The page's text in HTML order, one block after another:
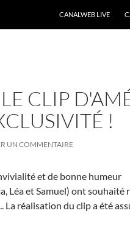
CANALWEB LIVE
CLIP
!
UN COMMENTAIRE
et de bonne humeur
Léa et Samuel) ont souhaité
La réalisation du clip a été